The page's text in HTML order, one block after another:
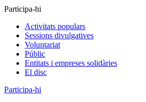
Participa-hi
Activitats populars
Sessions divulgatives
Voluntariat
Públic
Entitats i empreses solidàries
El disc
Participa-hi